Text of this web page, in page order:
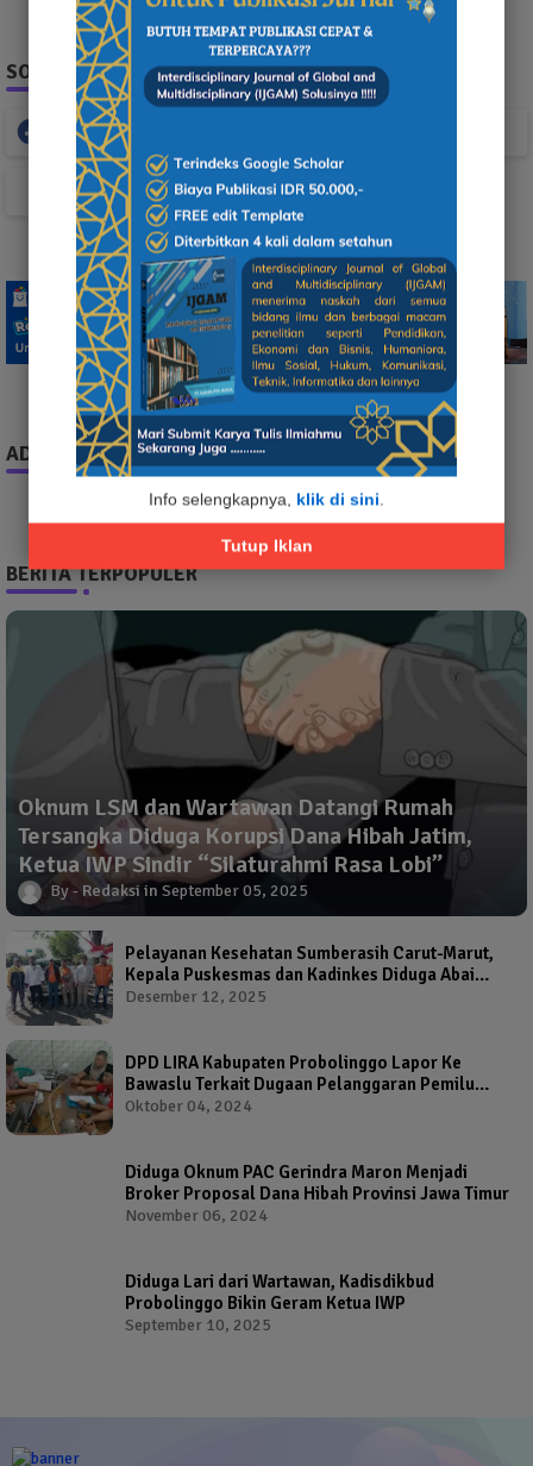
Info selengkapnya, klik di sini
Tutup Iklan
SOCIAL PLUGIN
Facebook
TikTok
ADS
BERITA TERPOPULER
Oknum LSM dan Wartawan Datangi Rumah
Tersangka Diduga Korupsi Dana Hibah Jatim,
Ketua IWP Sindir “Silaturahmi Rasa Lobi”
Redaksi September 05, 2025
Pelayanan Kesehatan Sumberasih Carut-Marut,
Kepala Puskesmas dan Kadinkes Diduga Abai
Warga Jadi Korban
Desember 12, 2025
DPD LIRA Kabupaten Probolinggo Lapor Ke
Bawaslu Terkait Dugaan Pelanggaran Pemilu
Oleh Salah Satu Calon Wakil Bupati Probolinggo
Oktober 04, 2024
Diduga Oknum PAC Gerindra Maron Menjadi
Broker Proposal Dana Hibah Provinsi Jawa Timur
November 06, 2024
Diduga Lari dari Wartawan, Kadisdikbud
Probolinggo Bikin Geram Ketua IWP
September 10, 2025